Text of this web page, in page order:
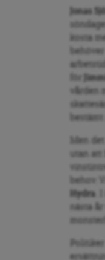
Jonas
kosta
vården
Men
utan
behov.
Hydra .
nästa